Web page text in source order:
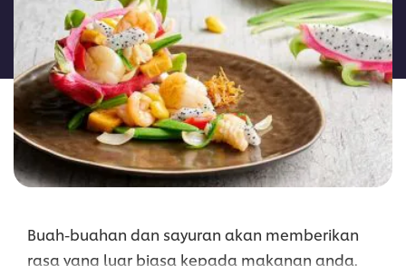
this
recipe
Buah-buahan dan sayuran akan memberikan
rasa yang luar biasa kepada makanan anda.